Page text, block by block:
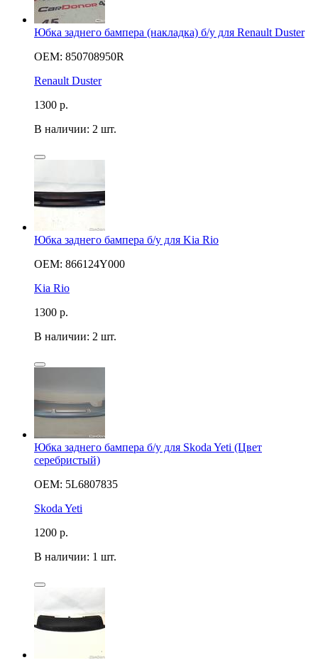
Юбка заднего бампера (накладка) б/у для Renault Duster
OEM: 850708950R
Renault Duster
1300 р.
В наличии: 2 шт.
Юбка заднего бампера б/у для Kia Rio
OEM: 866124Y000
Kia Rio
1300 р.
В наличии: 2 шт.
Юбка заднего бампера б/у для Skoda Yeti (Цвет
серебристый)
OEM: 5L6807835
Skoda Yeti
1200 р.
В наличии: 1 шт.